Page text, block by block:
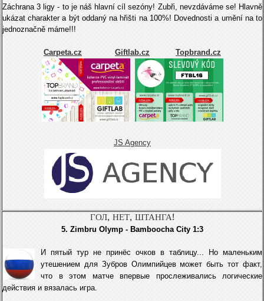
Záchrana 3 ligy - to je náš hlavní cíl sezóny! Zubři, nevzdáváme se! Hlavně
ukázat charakter a být oddaný na hřišti na 100%! Dovednosti a umění na to
jednoznačně máme!!!
Carpeta.cz Giftlab.cz Topbrand.cz
JS Agency
ГОЛ, НЕТ, ШТАНГА!
5. Zimbru Olymp - Bamboocha City 1:3
И пятый тур не принёс очков в таблицу... Но маленьким
утешением для Зубров Олимпийцев может быть тот факт,
что в этом матче впервые прослеживались логические
действия и вязалась игра.